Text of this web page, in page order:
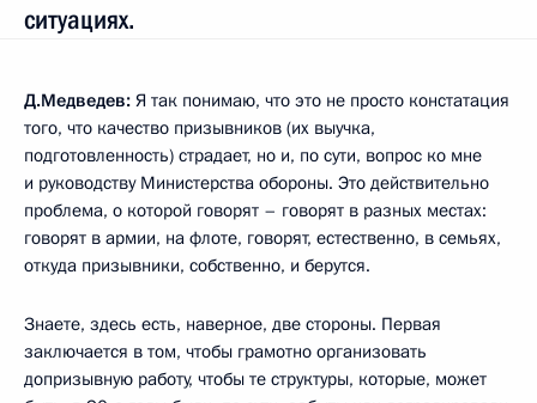
ситуациях.
Д.Медведев: Я так понимаю, что это не просто констатация
того, что качество призывников (их выучка,
подготовленность) страдает, но и, по сути, вопрос ко мне
и руководству Министерства обороны. Это действительно
проблема, о которой говорят – говорят в разных местах:
говорят в армии, на флоте, говорят, естественно, в семьях,
откуда призывники, собственно, и берутся.
Знаете, здесь есть, наверное, две стороны. Первая
заключается в том, чтобы грамотно организовать
допризывную работу, чтобы те структуры, которые, может